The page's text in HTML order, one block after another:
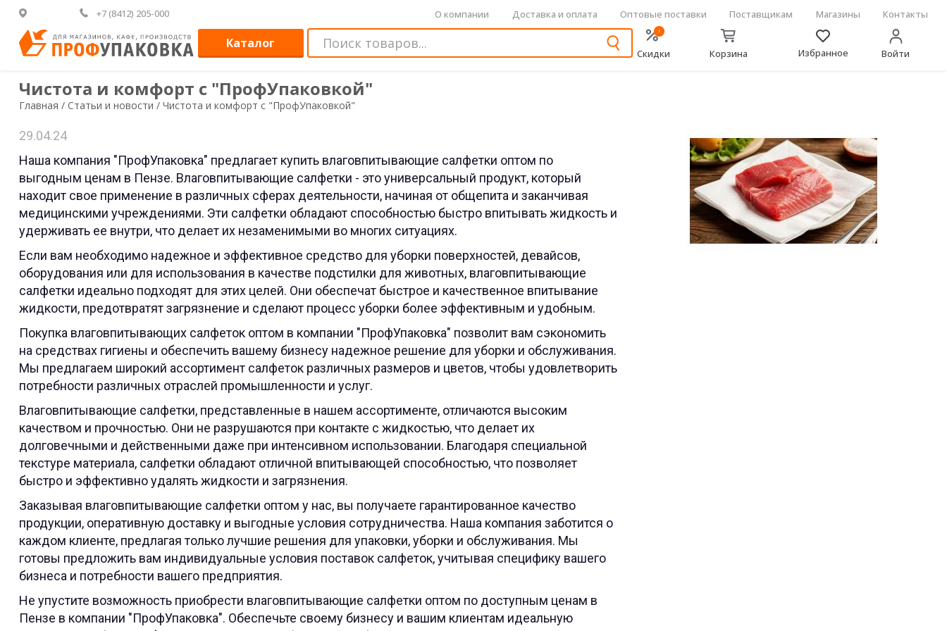
+7 (8412) 205-000 О компании Доставка и оплата Оптовые поставки Поставщикам Магазины Контакты
Каталог
!
Скидки Корзина Избранное Войти
Чистота и комфорт с "ПрофУпаковкой"
Главная / Статьи и новости / Чистота и комфорт с "ПрофУпаковкой"
29.04.24
Наша компания "ПрофУпаковка" предлагает купить влаговпитывающие салфетки оптом по
выгодным ценам в Пензе. Влаговпитывающие салфетки - это универсальный продукт, который
находит свое применение в различных сферах деятельности, начиная от общепита и заканчивая
медицинскими учреждениями. Эти салфетки обладают способностью быстро впитывать жидкость и
удерживать ее внутри, что делает их незаменимыми во многих ситуациях.
Если вам необходимо надежное и эффективное средство для уборки поверхностей, девайсов,
оборудования или для использования в качестве подстилки для животных, влаговпитывающие
салфетки идеально подходят для этих целей. Они обеспечат быстрое и качественное впитывание
жидкости, предотвратят загрязнение и сделают процесс уборки более эффективным и удобным.
Покупка влаговпитывающих салфеток оптом в компании "ПрофУпаковка" позволит вам сэкономить
на средствах гигиены и обеспечить вашему бизнесу надежное решение для уборки и обслуживания.
Мы предлагаем широкий ассортимент салфеток различных размеров и цветов, чтобы удовлетворить
потребности различных отраслей промышленности и услуг.
Влаговпитывающие салфетки, представленные в нашем ассортименте, отличаются высоким
качеством и прочностью. Они не разрушаются при контакте с жидкостью, что делает их
долговечными и действенными даже при интенсивном использовании. Благодаря специальной
текстуре материала, салфетки обладают отличной впитывающей способностью, что позволяет
быстро и эффективно удалять жидкости и загрязнения.
Заказывая влаговпитывающие салфетки оптом у нас, вы получаете гарантированное качество
продукции, оперативную доставку и выгодные условия сотрудничества. Наша компания заботится о
каждом клиенте, предлагая только лучшие решения для упаковки, уборки и обслуживания. Мы
готовы предложить вам индивидуальные условия поставок салфеток, учитывая специфику вашего
бизнеса и потребности вашего предприятия.
Не упустите возможность приобрести влаговпитывающие салфетки оптом по доступным ценам в
Пензе в компании "ПрофУпаковка". Обеспечьте своему бизнесу и вашим клиентам идеальную